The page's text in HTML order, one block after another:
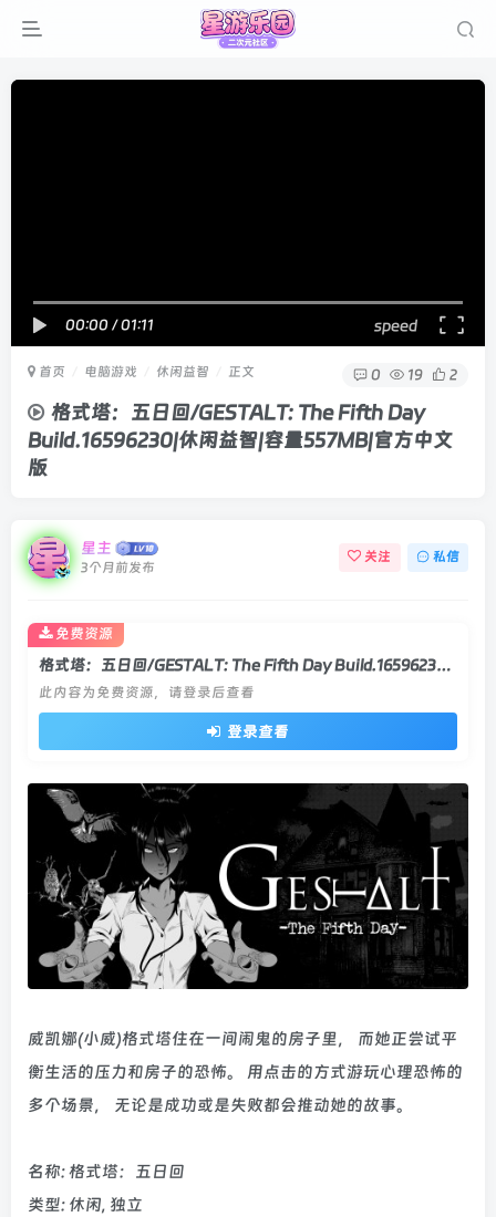
00:00 /01:11 speed
首页 电脑游戏 休闲益智 正文 0 19 2
格式塔：五日回/GESTALT: The Fifth Day
Build.16596230|休闲益智|容量557MB|官方中文
版
星主
3个月前发布
关注 私信
格式塔：五日回/GESTALT: The Fifth Day Build.16596230|休闲益智|容量557MB|官方中文版
此内容为免费资源，请登录后查看
登录查看
免费资源
威凯娜(小威)格式塔住在一间闹鬼的房子里， 而她正尝试平
衡生活的压力和房子的恐怖。 用点击的方式游玩心理恐怖的
多个场景， 无论是成功或是失败都会推动她的故事。
名称: 格式塔：五日回
类型: 休闲, 独立